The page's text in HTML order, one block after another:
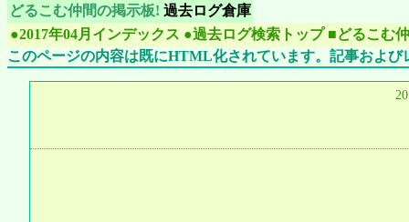
どるこむ仲間の掲示板! 過去ログ倉庫
●2017年04月インデックス ●過去ログ検索トップ ■どるこむ
このページの内容は既にHTML化されています。記事およ